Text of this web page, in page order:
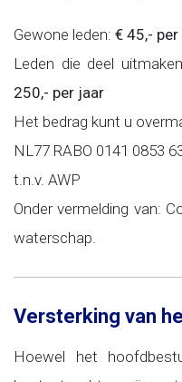
Gewone leden: € 45,-
Leden die deel
250,- per jaar
Het bedrag kunt u
NL77 RABO 0141 0853
t.n.v. AWP
Onder vermelding van:
waterschap.
Versterking van
Hoewel het